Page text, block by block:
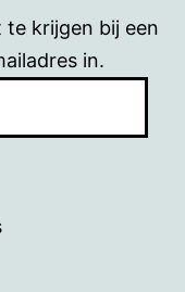
krijgen bij een
in.